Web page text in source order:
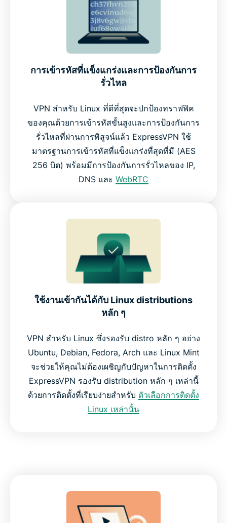
การเข้ารหัสที่แข็งแกร่งและการป้องกันการ
รั่วไหล
VPN สำหรับ Linux ที่ดีที่สุดจะปกป้องทราฟฟิค
ของคุณด้วยการเข้ารหัสขั้นสูงและการป้องกันการ
รั่วไหลที่ผ่านการพิสูจน์แล้ว ExpressVPN ใช้
มาตรฐานการเข้ารหัสที่แข็งแกร่งที่สุดที่มี (AES
256 บิต) พร้อมมีการป้องกันการรั่วไหลของ IP,
DNS และ WebRTC
ใช้งานเข้ากันได้กับ Linux distributions
หลัก ๆ
VPN สำหรับ Linux ซึ่งรองรับ distro หลัก ๆ อย่าง
Ubuntu, Debian, Fedora, Arch และ Linux Mint
จะช่วยให้คุณไม่ต้องเผชิญกับปัญหาในการติดตั้ง
ExpressVPN รองรับ distribution หลัก ๆ เหล่านี้
ด้วยการติดตั้งที่เรียบง่ายสำหรับ ตัวเลือกการติดตั้ง
Linux เหล่านั้น